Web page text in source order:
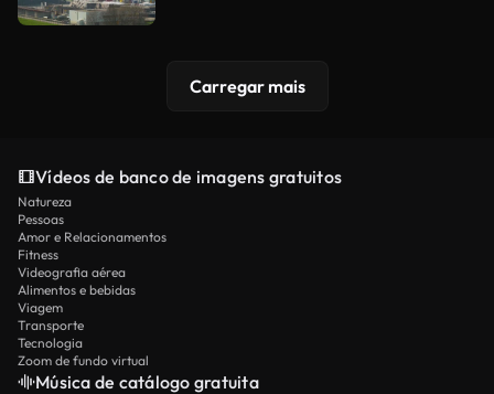
Carregar mais
Vídeos de banco de imagens gratuitos
Natureza
Pessoas
Amor e Relacionamentos
Fitness
Videografia aérea
Alimentos e bebidas
Viagem
Transporte
Tecnologia
Zoom de fundo virtual
Música de catálogo gratuita